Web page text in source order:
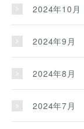
2024年10月
2024年9月
2024年8月
2024年7月